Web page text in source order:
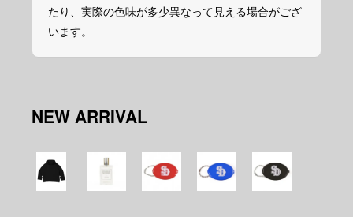
たり、実際の色味が多少異なって見える場合がござ
います。
NEW ARRIVAL